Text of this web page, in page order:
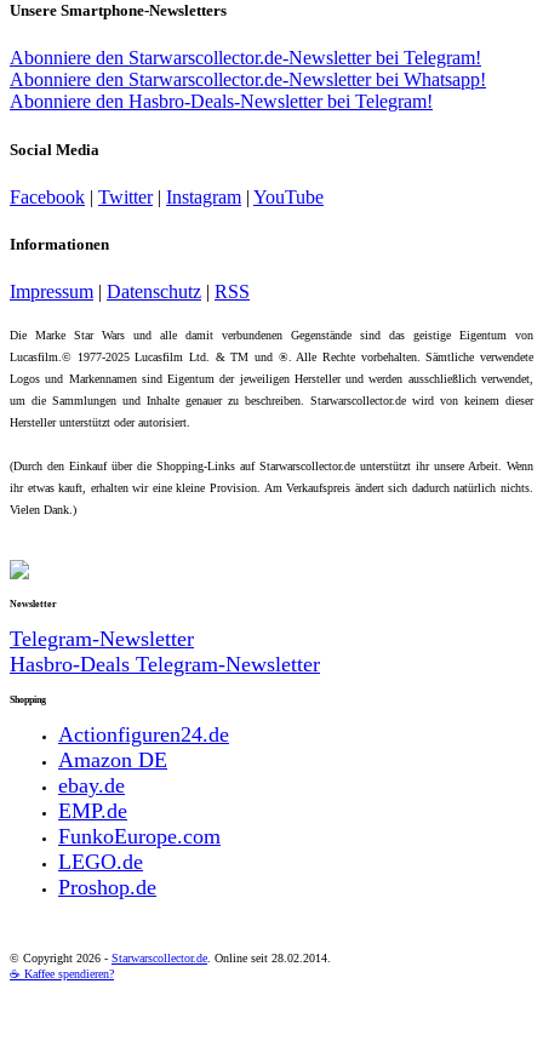
Unsere Smartphone-Newsletters
Abonniere den Starwarscollector.de-Newsletter bei Telegram!
Abonniere den Starwarscollector.de-Newsletter bei Whatsapp!
Abonniere den Hasbro-Deals-Newsletter bei Telegram!
Social Media
Facebook | Twitter| Instagram | YouTube
Informationen
Impressum | Datenschutz | RSS
Die Marke Star Wars und alle damit verbundenen Gegenstände sind das geistige Eigentum von
Lucasfilm.© 1977-2025 Lucasfilm Ltd. & TM und ®. Alle Rechte vorbehalten. Sämtliche verwendete
Logos und Markennamen sind Eigentum der jeweiligen Hersteller und werden ausschließlich verwendet,
um die Sammlungen und Inhalte genauer zu beschreiben. Starwarscollector.de wird von keinem dieser
Hersteller unterstützt oder autorisiert.
(Durch den Einkauf über die Shopping-Links auf Starwarscollector.de unterstützt ihr unsere Arbeit. Wenn
ihr etwas kauft, erhalten wir eine kleine Provision. Am Verkaufspreis ändert sich dadurch natürlich nichts.
Vielen Dank.)
Newsletter
Telegram-Newsletter
Hasbro-Deals Telegram-Newsletter
Shopping
Actionfiguren24.de
Amazon DE
ebay.de
EMP.de
FunkoEurope.com
LEGO.de
Proshop.de
© Copyright 2026 - Starwarscollector.de . Online seit 28.02.2014.
☕ Kaffee spendieren?